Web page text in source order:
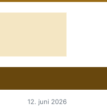
12. juni 2026